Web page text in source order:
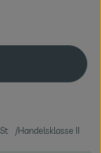
Warenkorb
Handelsklasse II